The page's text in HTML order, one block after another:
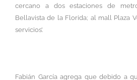
cercano a dos estaciones de
Bellavista de la Florida; al mall Plaza
servicios’.
Fabián García agrega que debido a